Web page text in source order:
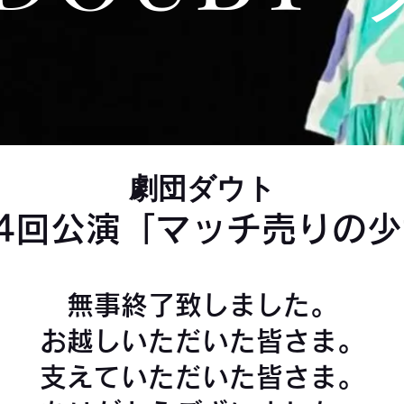
劇団ダウト
公演「マッチ売りの
無事終了致しました。
お越しいただいた皆さま。
支えていただいた皆さま。